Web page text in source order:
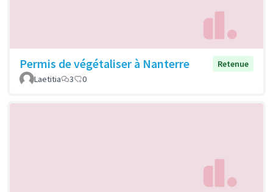
Permis de végétaliser à Nanterre
Retenue
Laetitia
3 0